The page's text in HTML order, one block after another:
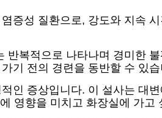
증성 질환으로, 강도와 지속
반복적으로 나타나며 경미한
기 전의 경련을 동반할 수 있
인 증상입니다. 이 설사는 대
영향을 미치고 화장실에 가고